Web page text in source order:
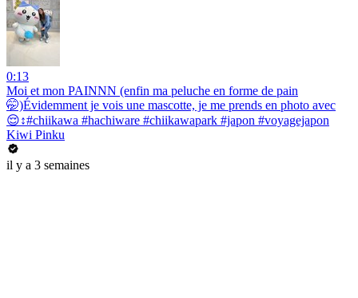
0:13
Moi et mon PAINNN (enfin ma peluche en forme de pain
🤭)Évidemment je vois une mascotte, je me prends en photo avec
😌↕️#chiikawa #hachiware #chiikawapark #japon #voyagejapon
Kiwi Pinku
il y a 3 semaines